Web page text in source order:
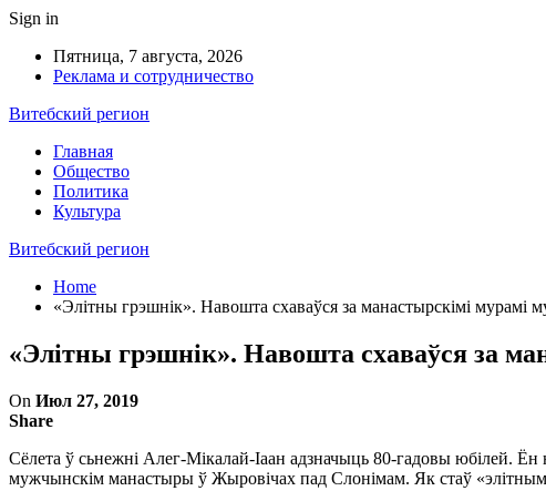
Sign in
Пятница, 7 августа, 2026
Реклама и сотрудничество
Витебский регион
Главная
Общество
Политика
Культура
Витебский регион
Home
«Элітны грэшнік». Навошта схаваўся за манастырскімі мурамі
«Элітны грэшнік». Навошта схаваўся за
On Июл 27, 2019
Share
Сёлета ў сьнежні Алег-Мікалай-Іаан адзначыць 80-гадовы юбілей. Ён
мужчынскім манастыры ў Жыровічах пад Слонімам. Як стаў